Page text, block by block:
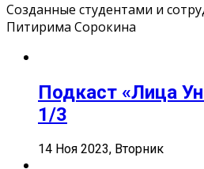
Созданные студентами и
Питирима Сорокина
Подкаст «Лица
1/3
14 Ноя 2023, Вторник